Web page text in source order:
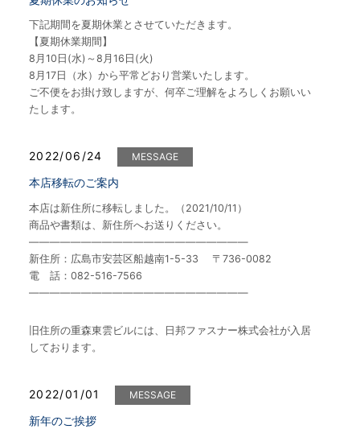
下記期間を夏期休業とさせていただきます。
【夏期休業期間】
8月10日(水)～8月16日(火)
8月17日（水）から平常どおり営業いたします。
ご不便をお掛け致しますが、何卒ご理解をよろしくお願いい
たします。
2022/06/24 MESSAGE
本店移転のご案内
本店は新住所に移転しました。（2021/10/11）
商品や書類は、新住所へお送りください。
—————————————————————
新住所：広島市安芸区船越南1-5-33 〒736-0082
電 話：082-516-7566
—————————————————————
旧住所の重森東雲ビルには、日邦ファスナー株式会社が入居
しております。
2022/01/01 MESSAGE
新年のご挨拶